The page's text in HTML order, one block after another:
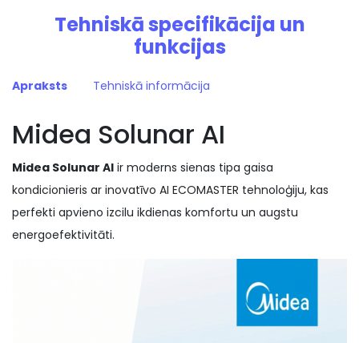
Tehniskā specifikācija un
funkcijas
Apraksts Tehniskā informācija
Midea Solunar AI
Midea Solunar AI ir moderns sienas tipa gaisa
kondicionieris ar inovatīvo AI ECOMASTER tehnoloģiju, kas
perfekti apvieno izcilu ikdienas komfortu un augstu
energoefektivitāti.